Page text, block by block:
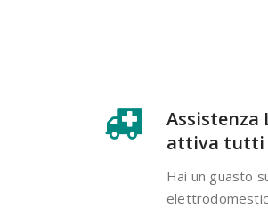
Assistenza
attiva tutti
Hai un guasto